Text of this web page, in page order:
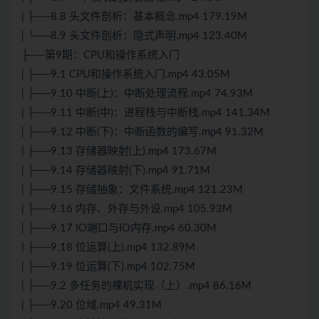
| ├──8.8 头文件剖析：基本概念.mp4 179.19M
| └──8.9 头文件剖析：隐式声明.mp4 123.40M
├──第9期：CPU和操作系统入门
| ├──9.1 CPU和操作系统入门.mp4 43.05M
| ├──9.10 中断(上)：中断处理流程.mp4 74.93M
| ├──9.11 中断(中)：进程栈与中断栈.mp4 141.34M
| ├──9.12 中断(下)：中断函数的编写.mp4 91.32M
| ├──9.13 存储器映射(上).mp4 173.67M
| ├──9.14 存储器映射(下).mp4 91.71M
| ├──9.15 存储抽象：文件系统.mp4 121.23M
| ├──9.16 内存、外存与外设.mp4 105.93M
| ├──9.17 IO端口与IO内存.mp4 60.30M
| ├──9.18 位运算(上).mp4 132.89M
| ├──9.19 位运算(下).mp4 102.75M
| ├──9.2 多任务的裸机实现（上）.mp4 86.16M
| ├──9.20 位域.mp4 49.31M